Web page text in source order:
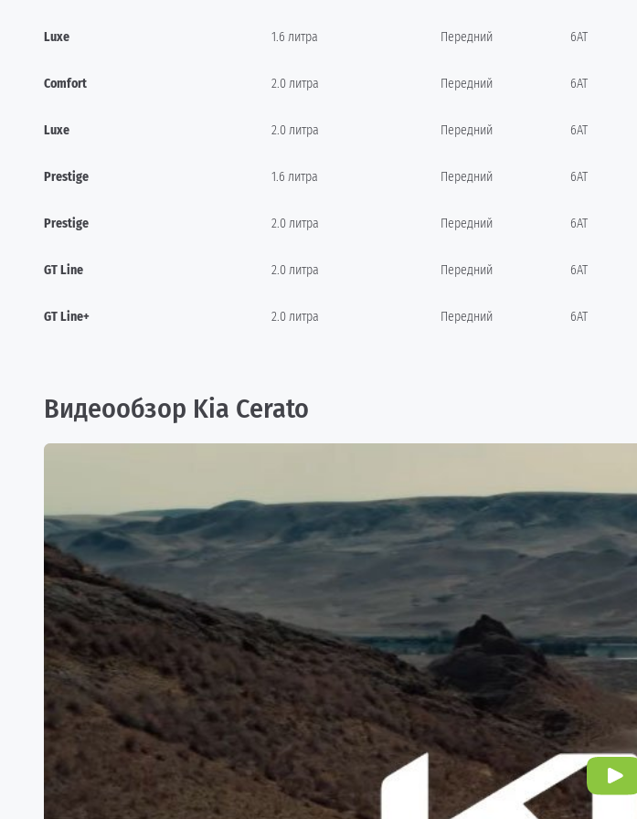
Luxe 1.6 литра Передний 6AT
Comfort 2.0 литра Передний 6AT
Luxe 2.0 литра Передний 6AT
Prestige 1.6 литра Передний 6AT
Prestige 2.0 литра Передний 6AT
GT Line 2.0 литра Передний 6AT
GT Line+ 2.0 литра Передний 6AT
Видеообзор Kia Cerato